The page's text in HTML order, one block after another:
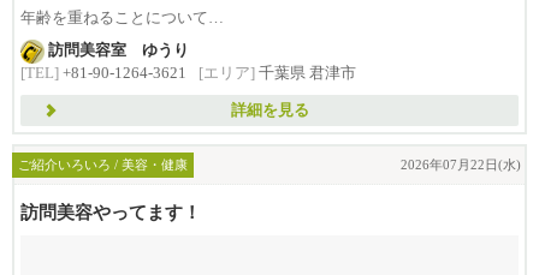
年齢を重ねることについて
考えてみました。
私は二十歳の頃は
訪問美容室 ゆうり
[TEL] +81-90-1264-3621 [エリア] 千葉県 君津市
詳細を見る
ご紹介いろいろ / 美容・健康 2026年07月22日(水)
訪問美容やってます！